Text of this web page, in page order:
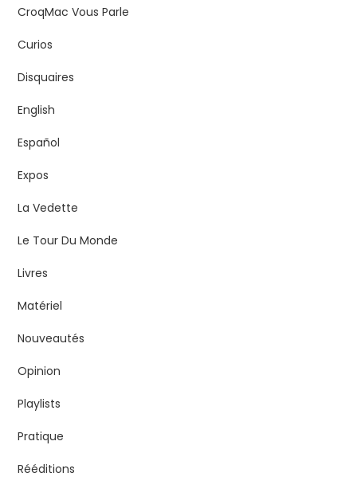
CroqMac Vous Parle
Curios
Disquaires
English
Español
Expos
La Vedette
Le Tour Du Monde
Livres
Matériel
Nouveautés
Opinion
Playlists
Pratique
Rééditions